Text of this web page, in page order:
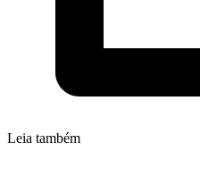
Leia também